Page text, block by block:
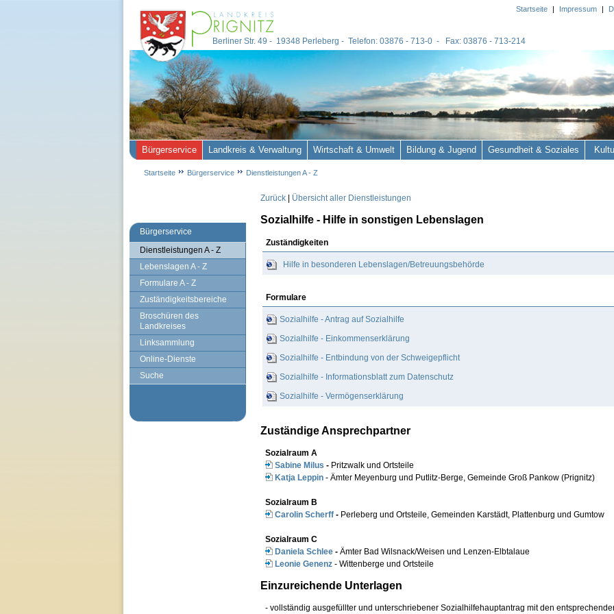
Bürgerservice
Dienstleistungen A - Z
Lebenslagen A - Z
Formulare A - Z
Zuständigkeitsbereiche
Broschüren des
Landkreises
Linksammlung
Online-Dienste
Suche
Zurück Übersicht aller Dienstleistungen
Sozialhilfe - Hilfe in sonstigen Lebenslagen
Zuständigkeiten
Hilfe in besonderen Lebenslagen/Betreuungsbehörde
Formulare
Sozialhilfe - Antrag auf Sozialhilfe
Sozialhilfe - Einkommenserklärung
Sozialhilfe - Entbindung von der Schweigepflicht
Sozialhilfe - Informationsblatt zum Datenschutz
Sozialhilfe - Vermögenserklärung
Zuständige Ansprechpartner
Sozialraum A
Sabine Milus - Pritzwalk und Ortsteile
Katja Leppin - Ämter Meyenburg und Putlitz-Berge, Gemeinde Groß Pankow (Prignitz)
Sozialraum B
Carolin Scherff - Perleberg und Ortsteile, Gemeinden Karstädt, Plattenburg und Gumtow
Sozialraum C
Daniela Schlee - Ämter Bad Wilsnack/Weisen und Lenzen-Elbtalaue
Leonie Genenz - Wittenberge und Ortsteile
Einzureichende Unterlagen
- vollständig ausgefüllter und unterschriebener Sozialhilfehauptantrag mit den
Berliner Str. 49 - 19348 Perleberg - Telefon: 03876 - 713-0 - Fax: 03876 - 713-214
Startseite | Impressum |
Bürgerservice Landkreis & Verwaltung Wirtschaft & Umwelt Bildung & Jugend Gesundheit & Soziales
Startseite Bürgerservice Dienstleistungen A - Z